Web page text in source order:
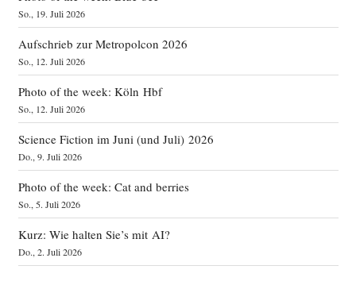
So., 19. Juli 2026
Aufschrieb zur Metropolcon 2026
So., 12. Juli 2026
Photo of the week: Köln Hbf
So., 12. Juli 2026
Science Fiction im Juni (und Juli) 2026
Do., 9. Juli 2026
Photo of the week: Cat and berries
So., 5. Juli 2026
Kurz: Wie halten Sie’s mit AI?
Do., 2. Juli 2026